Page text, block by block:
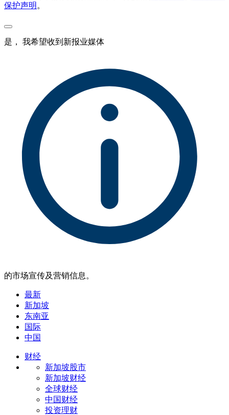
保护声明 。
是， 我希望收到新报业媒体
的市场宣传及营销信息。
最新
新加坡
东南亚
国际
中国
财经
新加坡股市
新加坡财经
全球财经
中国财经
投资理财